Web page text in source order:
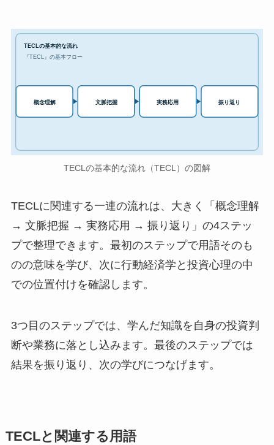
TECLの基本的な流れ
『TECL』の基本フロー
概念理解 文脈把握 実務応用 振り返り
TECLの基本的な流れ（TECL）の図解
TECLに関連する一連の流れは、大きく「概念理解
→ 文脈把握 → 実務応用 → 振り返り」の4ステッ
プで整理できます。最初のステップで用語そのも
のの意味を学び、次に行動経済学と投資心理の中
での位置付けを確認します。
3つ目のステップでは、学んだ知識を自身の投資判
断や業務に落とし込みます。最後のステップでは
結果を振り返り、次の学びにつなげます。
TECLと関連する用語